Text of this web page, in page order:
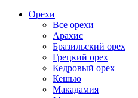
Орехи
Все орехи
Арахис
Бразильский орех
Грецкий орех
Кедровый орех
Кешью
Макадамия